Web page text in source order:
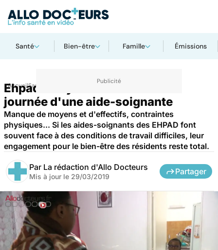
Santé Bien-être Famille Émissions
AccueilSanté
Ehpad : le rythme infernal de la
journée d'une aide-soignante
Manque de moyens et d'effectifs, contraintes
physiques... Si les aides-soignants des EHPAD font
souvent face à des conditions de travail difficiles, leur
engagement pour le bien-être des résidents reste total.
Par La rédaction d'Allo Docteurs
Mis à jour le 29/03/2019
Partager